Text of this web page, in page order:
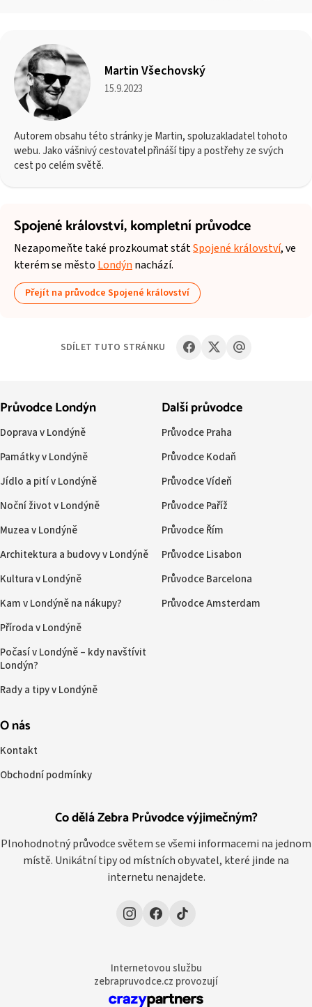
Martin Všechovský
15.9.2023
Autorem obsahu této stránky je Martin, spoluzakladatel tohoto
webu. Jako vášnivý cestovatel přináší tipy a postřehy ze svých
cest po celém světě.
Spojené království,kompletní průvodce
Nezapomeňte také prozkoumat státSpojené království, ve
kterém se město Londýn nachází.
Přejít na průvodce Spojené království
SDÍLET TUTO STRÁNKU
Co dělá Zebra Průvodce výjimečným?
Plnohodnotný průvodce světem se všemi informacemi na jednom
místě. Unikátní tipy od místních obyvatel, které jinde na
internetu nenajdete.
Průvodce Londýn
Doprava v Londýně
Památky v Londýně
Jídlo a pití v Londýně
Noční život v Londýně
Muzea v Londýně
Architektura a budovy v Londýně
Kultura v Londýně
Kam v Londýně na nákupy?
Příroda v Londýně
Počasí v Londýně – kdy navštívit
Londýn?
Rady a tipy v Londýně
Další průvodce
Průvodce Praha
Průvodce Kodaň
Průvodce Vídeň
Průvodce Paříž
Průvodce Řím
Průvodce Lisabon
Průvodce Barcelona
Průvodce Amsterdam
O nás
Kontakt
Obchodní podmínky
Internetovou službu
zebrapruvodce.cz provozují